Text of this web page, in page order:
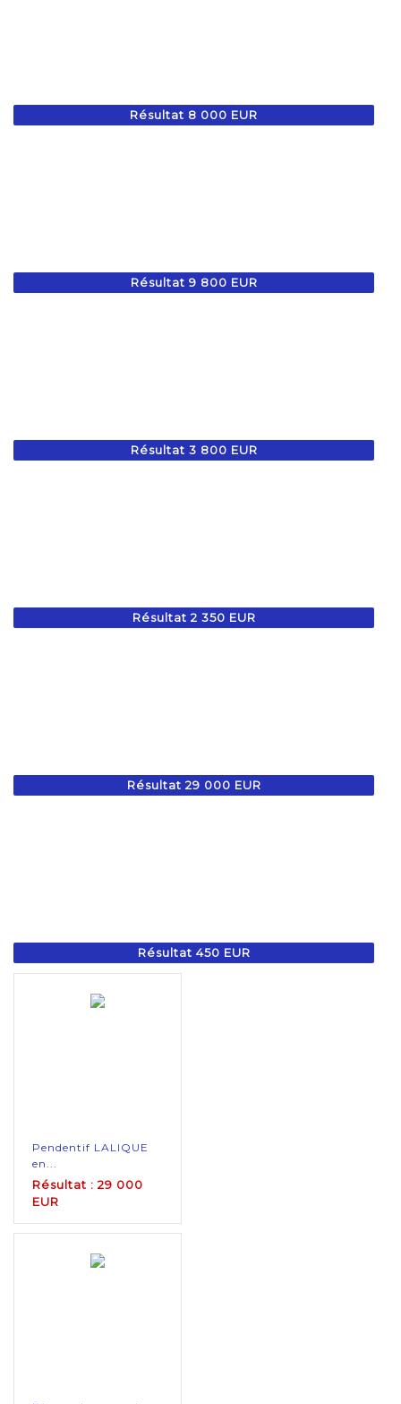
Résultat 8 000 EUR
Résultat 9 800 EUR
Résultat 3 800 EUR
Résultat 2 350 EUR
Résultat 29 000 EUR
Résultat 450 EUR
Pendentif LALIQUE
en...
Résultat : 29 000
EUR